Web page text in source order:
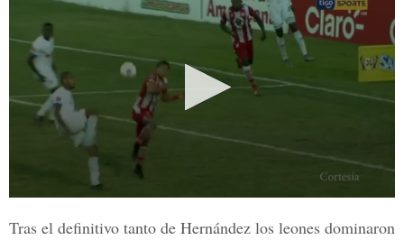
Tras el definitivo tanto de Hernández los leones dominaron